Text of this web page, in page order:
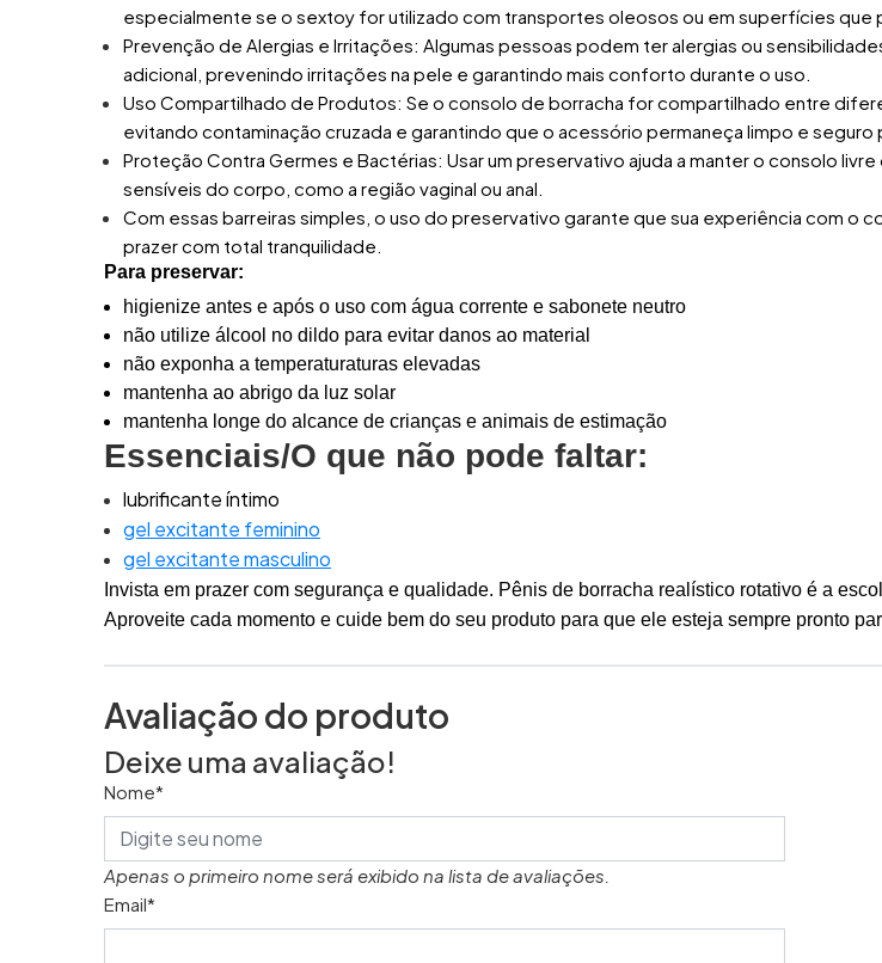
especialmente se o sextoy for utilizado com transportes oleosos ou em superfícies que
Prevenção de Alergias e Irritações: Algumas pessoas podem ter alergias ou
adicional, prevenindo irritações na pele e garantindo mais conforto durante o uso.
Uso Compartilhado de Produtos: Se o consolo de borracha for compartilhado entre
evitando contaminação cruzada e garantindo que o acessório permaneça limpo e seguro
Proteção Contra Germes e Bactérias: Usar um preservativo ajuda a manter o consolo
sensíveis do corpo, como a região vaginal ou anal.
Com essas barreiras simples, o uso do preservativo garante que sua experiência com o
prazer com total tranquilidade.
Para preservar:
higienize antes e após o uso com água corrente e sabonete neutro
não utilize álcool no dildo para evitar danos ao material
não exponha a temperaturaturas elevadas
mantenha ao abrigo da luz solar
mantenha longe do alcance de crianças e animais de estimação
Essenciais/O que não pode faltar:
lubrificante íntimo
gel excitante feminino
gel excitante masculino
Invista em prazer com segurança e qualidade. Pênis de borracha realístico rotativo é a
Aproveite cada momento e cuide bem do seu produto para que ele esteja sempre pronto
Avaliação do produto
Deixe uma avaliação!
Nome*
Apenas o primeiro nome será exibido na lista de avaliações.
Email*